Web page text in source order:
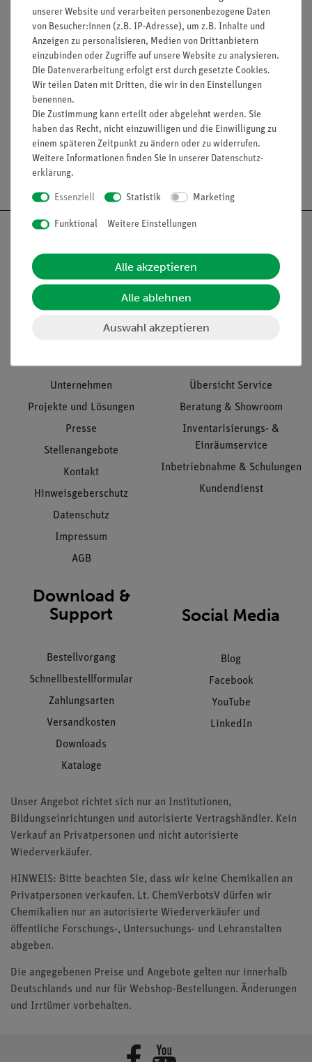
Ausstattung und technische Daten
Inhalt: 50 ml bis 2000 ml
Höhe: 70 mm bis 120 mm
Durchmesser: 38 mm bis 240 mm
Material: DURAN® Glas
Hohe Form, Teilung, Ausguss
Nach oben
Unternehmen
Projekte und Lösungen
Presse
Stellenangebote
Kontakt
Hinweisgeberschutz
Datenschutz
Impressum
AGB
Übersicht Service
Beratung & Showroom
Inventarisierungs- &
Einräumservice
Inbetriebnahme & Schulungen
Kundendienst
Download &
Support
Bestellvorgang
Schnellbestellformular
Zahlungsarten
Versandkosten
Downloads
Kataloge
Social Media
Blog
Facebook
YouTube
LinkedIn
Unser Angebot richtet sich nur an Institutionen,
Bildungseinrichtungen und autorisierte Vertragshändler. Kein
Verkauf an Privatpersonen und nicht autorisierte
Wiederverkäufer.
HINWEIS: Bitte beachten Sie, dass wir keine Chemikalien an
Privatpersonen verkaufen. Lt. ChemVerbotsV dürfen wir
Chemikalien nur an autorisierte Wiederverkäufer und
öffentliche Forschungs-, Untersuchungs- und Lehranstalten
abgeben.
Die angegebenen Preise und Angebote gelten nur innerhalb
Deutschlands und nur für Webshop-Bestellungen. Änderungen
und Irrtümer vorbehalten.
unserer Website und verarbeiten personenbezogene Daten
von Besucher:innen (z.B. IP-Adresse), um z.B. Inhalte und
Anzeigen zu personalisieren, Medien von Drittanbietern
einzubinden oder Zugriffe auf unsere Website zu analysieren.
Die Datenverarbeitung erfolgt erst durch gesetzte Cookies.
Wir teilen Daten mit Dritten, die wir in den Einstellungen
benennen.
Die Zustimmung kann erteilt oder abgelehnt werden. Sie
haben das Recht, nicht einzuwilligen und die Einwilligung zu
einem späteren Zeitpunkt zu ändern oder zu widerrufen.
Weitere Informationen finden Sie in unserer Daten­schutz­
erklärung.
Essenziell Statistik Marketing
Funktional Weitere Einstellungen
Alle akzeptieren
Alle ablehnen
Auswahl akzeptieren